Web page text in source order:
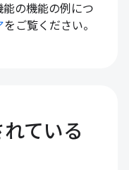
の機能の例につ
をご覧ください。
ている